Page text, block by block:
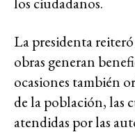
La presidenta
obras generan
ocasiones también
de la población, las
atendidas por las